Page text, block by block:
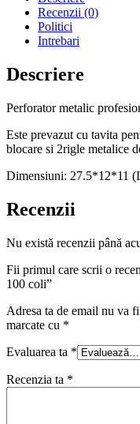
Recenzii (0)
Politici
Intrebari
Descriere
Perforator metalic
Este prevazut cu tavita
blocare si 2rigle metalice
Dimensiuni: 27.5*12*11
Recenzii
Nu există recenzii până
Fii primul care scrii o
100 coli”
Adresa ta de email nu va
marcate cu *
Evaluarea ta *
Recenzia ta *